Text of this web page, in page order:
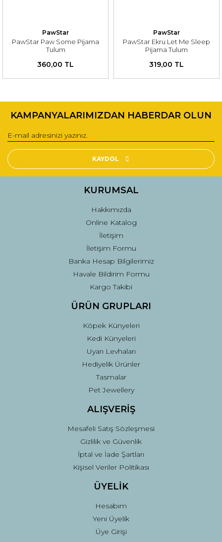
PawStar
PawStar Paw Some Pijama
Tulum
360,00 TL
PawStar
PawStar Ekru Let Me Sleep
Pijama Tulum
319,00 TL
KAMPANYALARIMIZDAN HABERDAR OLUN
KAYDOL
KURUMSAL
Hakkımızda
Online Katalog
İletişim
İletişim Formu
Banka Hesap Bilgilerimiz
Havale Bildirim Formu
Kargo Takibi
ÜRÜN GRUPLARI
Köpek Künyeleri
Kedi Künyeleri
Uyarı Levhaları
Hediyelik Ürünler
Tasmalar
Pet Jewellery
ALIŞVERİŞ
Mesafeli Satış Sözleşmesi
Gizlilik ve Güvenlik
İptal ve İade Şartları
Kişisel Veriler Politikası
ÜYELİK
Hesabım
Yeni Üyelik
Üye Girişi